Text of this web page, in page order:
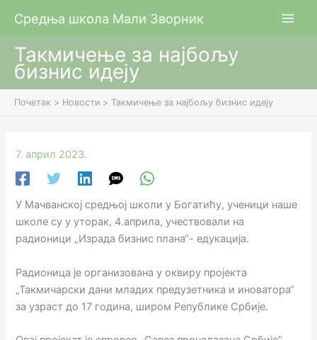
Средња школа Мали Зворник
Такмичење за најбољу
бизнис идеју
Почетак Новости Такмичење за најбољу бизнис идеју
7. април 2023.
У Мачванској средњој школи у Богатићу, ученици наше
школе су у уторак, 4.априла, учествовали на
радионици „Израда бизнис плана“- едукација.
Радионица је организована у оквиру пројекта
„Такмичарски дани младих предузетника и иноватора“
за узраст до 17 година, широм Републике Србије.